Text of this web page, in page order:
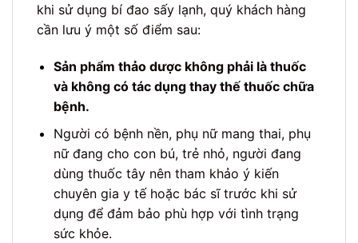
khi sử dụng bí đao sấy lạnh, quý khách hàng
cần lưu ý một số điểm sau:
Sản phẩm thảo dược không phải là thuốc
và không có tác dụng thay thế thuốc chữa
bệnh.
Người có bệnh nền, phụ nữ mang thai, phụ
nữ đang cho con bú, trẻ nhỏ, người đang
dùng thuốc tây nên tham khảo ý kiến
chuyên gia y tế hoặc bác sĩ trước khi sử
dụng để đảm bảo phù hợp với tình trạng
sức khỏe.